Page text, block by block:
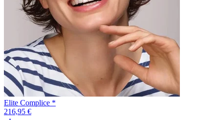
Elite Complice *
216,95 €